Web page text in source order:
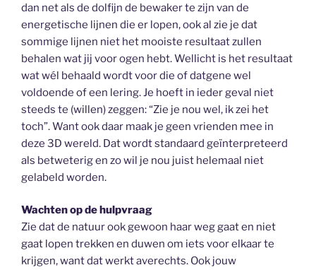
dan net als de dolfijn de bewaker te zijn van de
energetische lijnen die er lopen, ook al zie je dat
sommige lijnen niet het mooiste resultaat zullen
behalen wat jij voor ogen hebt. Wellicht is het resultaat
wat wél behaald wordt voor die of datgene wel
voldoende of een lering. Je hoeft in ieder geval niet
steeds te (willen) zeggen: “Zie je nou wel, ik zei het
toch”. Want ook daar maak je geen vrienden mee in
deze 3D wereld. Dat wordt standaard geïnterpreteerd
als betweterig en zo wil je nou juist helemaal niet
gelabeld worden.
Wachten op de hulpvraag
Zie dat de natuur ook gewoon haar weg gaat en niet
gaat lopen trekken en duwen om iets voor elkaar te
krijgen, want dat werkt averechts. Ook jouw